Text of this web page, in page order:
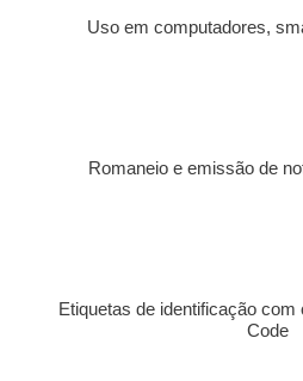
Uso em computadores,
Romaneio e emissão de
Etiquetas de identificação
Code